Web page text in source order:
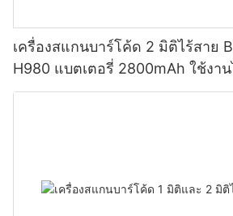
เครื่องสแกนบาร์โค้ด 2 มิติไร้สาย
H980 แบตเตอรี่ 2800mAh ใช้งา
สำหรับคลังสินค้าและโลจิสติกส์